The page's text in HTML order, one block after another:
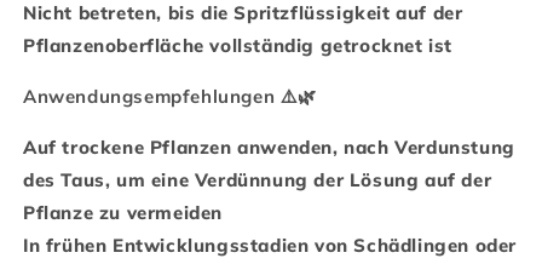
Nicht betreten, bis die Spritzflüssigkeit auf der
Pflanzenoberfläche vollständig getrocknet ist
Anwendungsempfehlungen ⚠️🌿
Auf trockene Pflanzen anwenden, nach Verdunstung
des Taus, um eine Verdünnung der Lösung auf der
Pflanze zu vermeiden
In frühen Entwicklungsstadien von Schädlingen oder